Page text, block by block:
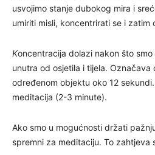
usvojimo stanje dubokog mira i
umiriti misli, koncentrirati se i zatim
Koncentracija dolazi nakon što
unutra od osjetila i tijela. Označava
određenom objektu oko 12
meditacija (2-3 minute).
Ako smo u mogućnosti držati
spremni za meditaciju. To zahtjeva